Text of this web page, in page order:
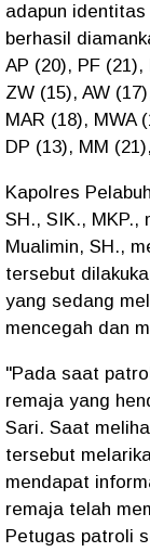
adapun
berhasil
AP (20), PF (21),
ZW (15), AW
MAR (18), MWA
DP (13), MM
Kapolres
SH., SIK., MKP.,
Mualimin, SH.,
tersebut
yang sedang
mencegah dan
"Pada saat
remaja yang
Sari. Saat
tersebut
mendapat
remaja telah
Petugas patroli